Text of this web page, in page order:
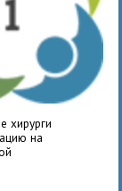
хирурги
на